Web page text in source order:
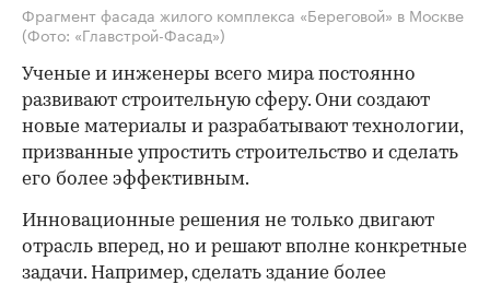
Фрагмент фасада жилого комплекса «Береговой» в Москве
(Фото: «Главстрой-Фасад»)
Ученые и инженеры всего мира постоянно
развивают строительную сферу. Они создают
новые материалы и разрабатывают технологии,
призванные упростить строительство и сделать
его более эффективным.
Инновационные решения не только двигают
отрасль вперед, но и решают вполне конкретные
задачи. Например, сделать здание более